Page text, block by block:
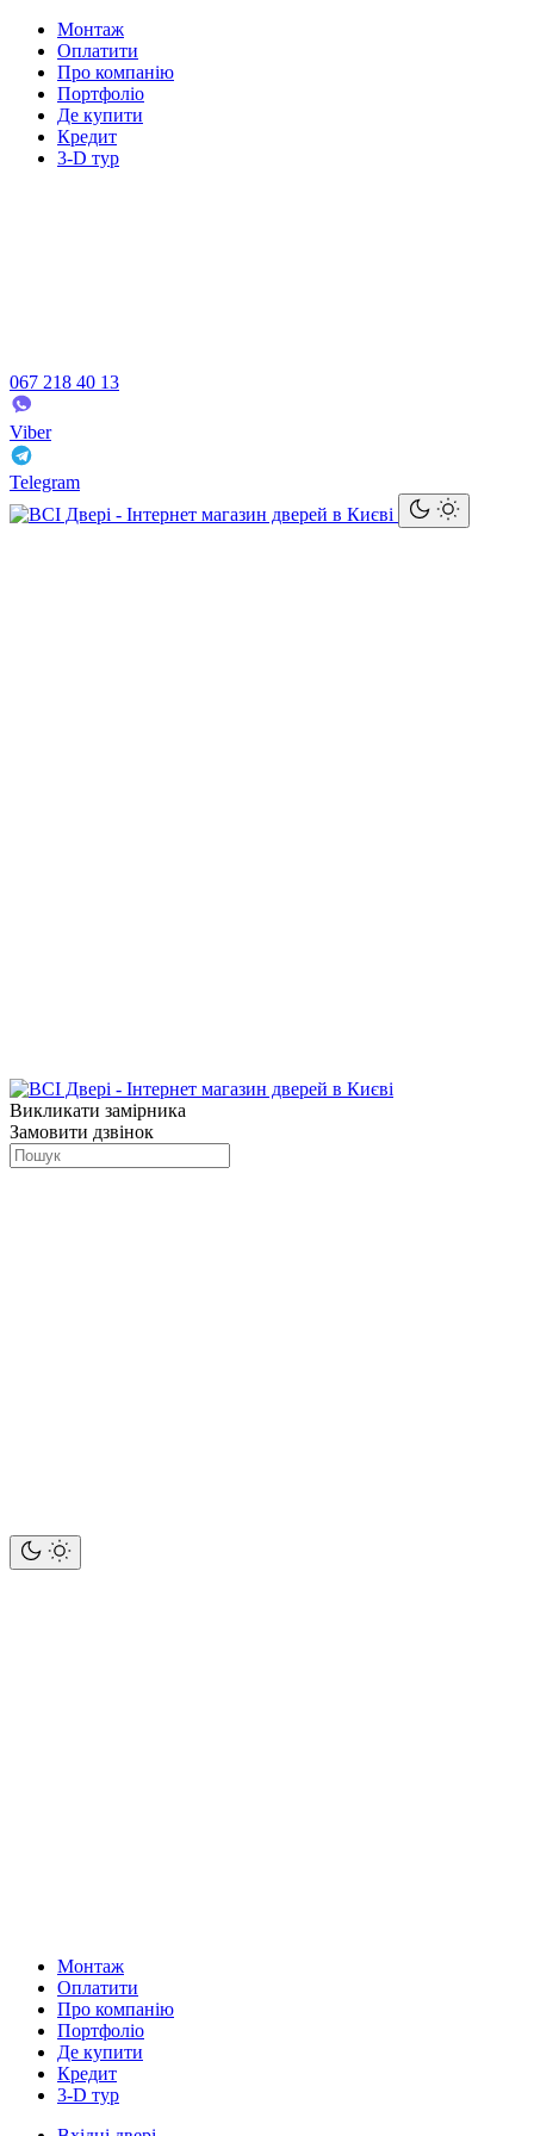
Монтаж
Оплатити
Про компанію
Портфоліо
Де купити
Кредит
3-D тур
067 218 40 13
Viber
Telegram
Викликати замірника
Замовити дзвінок
Монтаж
Оплатити
Про компанію
Портфоліо
Де купити
Кредит
3-D тур